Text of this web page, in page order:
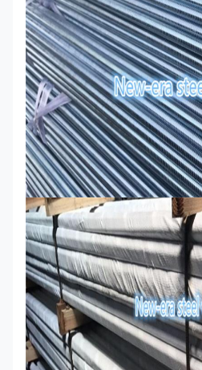
B8
Klasse
2
Tot 3/4 125
2007/8/1 115
1-1/8 -
1-1/4
105
1-3/8 -
1-1/2
100
B8M
Class
2
Tot 3/4 110
2007/8/1 100
1-1/8 -
1-1/4
95
1-3/8 -
1-1/2
90